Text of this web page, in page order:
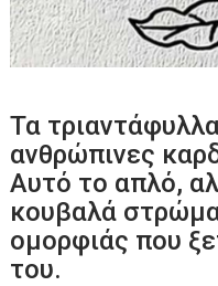
Τα
ανθρώπινες
Αυτό το απλό,
κουβαλά
ομορφιάς που
του.